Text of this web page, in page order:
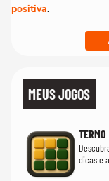
positiva.
MEUS JOGOS
TERMO
dicas e